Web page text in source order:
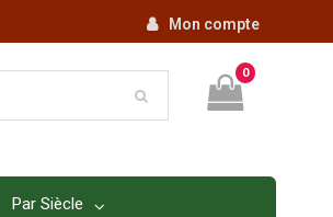
Mon compte
0
Par Siècle